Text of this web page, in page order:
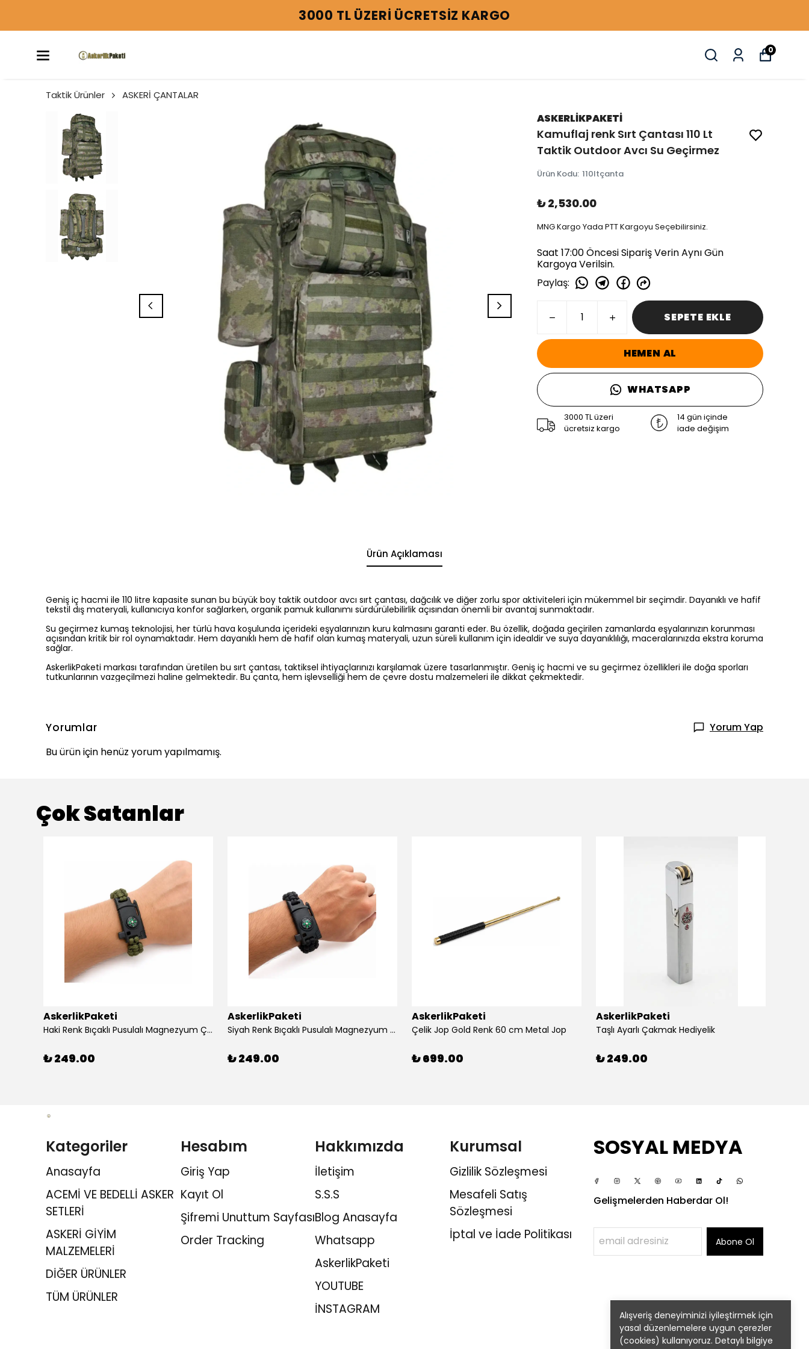
3000 TL ÜZERİ ÜCRETSİZ KARGO
0
Alışveriş deneyiminizi iyileştirmek için
yasal düzenlemelere uygun çerezler
(cookies) kullanıyoruz. Detaylı bilgiye
Taktik Ürünler ASKERİ ÇANTALAR
ASKERLİKPAKETİ
Kamuflaj renk Sırt Çantası 110 Lt
Taktik Outdoor Avcı Su Geçirmez
Ürün Kodu: 110ltçanta
₺ 2,530.00
MNG Kargo Yada PTT Kargoyu Seçebilirsiniz.
Saat 17:00 Öncesi Sipariş Verin Aynı Gün
Kargoya Verilsin.
Paylaş:
SEPETE EKLE
HEMEN AL
WHATSAPP
3000 TL üzeri
ücretsiz kargo
14 gün içinde
iade değişim
Ürün Açıklaması
Geniş iç hacmi ile 110 litre kapasite sunan bu büyük boy taktik outdoor avcı sırt çantası, dağcılık ve diğer zorlu spor aktiviteleri için mükemmel bir seçimdir. Dayanıklı ve hafif
tekstil dış materyali, kullanıcıya konfor sağlarken, organik pamuk kullanımı sürdürülebilirlik açısından önemli bir avantaj sunmaktadır.
Su geçirmez kumaş teknolojisi, her türlü hava koşulunda içerideki eşyalarınızın kuru kalmasını garanti eder. Bu özellik, doğada geçirilen zamanlarda eşyalarınızın korunması
açısından kritik bir rol oynamaktadır. Hem dayanıklı hem de hafif olan kumaş materyali, uzun süreli kullanım için idealdir ve suya dayanıklılığı, maceralarınızda ekstra koruma
sağlar.
AskerlikPaketi markası tarafından üretilen bu sırt çantası, taktiksel ihtiyaçlarınızı karşılamak üzere tasarlanmıştır. Geniş iç hacmi ve su geçirmez özellikleri ile doğa sporları
tutkunlarının vazgeçilmezi haline gelmektedir. Bu çanta, hem işlevselliği hem de çevre dostu malzemeleri ile dikkat çekmektedir.
Yorumlar
Yorum Yap
Bu ürün için henüz yorum yapılmamış.
Çok Satanlar
AskerlikPaketi
Haki Renk Bıçaklı Pusulalı Magnezyum Çubuklu Düdüklü Paracord Bileklik
₺ 249.00
AskerlikPaketi
Siyah Renk Bıçaklı Pusulalı Magnezyum Çubuklu Düdüklü Paracord Bileklik
₺ 249.00
AskerlikPaketi
Çelik Jop Gold Renk 60 cm Metal Jop
₺ 699.00
AskerlikPaketi
Taşlı Ayarlı Çakmak Hediyelik
₺ 249.00
Kategoriler
Anasayfa
ACEMİ VE BEDELLİ ASKER
SETLERİ
ASKERİ GİYİM
MALZEMELERİ
DİĞER ÜRÜNLER
TÜM ÜRÜNLER
Hesabım
Giriş Yap
Kayıt Ol
Şifremi Unuttum Sayfası
Order Tracking
Hakkımızda
İletişim
S.S.S
Blog Anasayfa
Whatsapp
AskerlikPaketi
YOUTUBE
İNSTAGRAM
Kurumsal
Gizlilik Sözleşmesi
Mesafeli Satış
Sözleşmesi
İptal ve İade Politikası
SOSYAL MEDYA
Gelişmelerden Haberdar Ol!
Abone Ol